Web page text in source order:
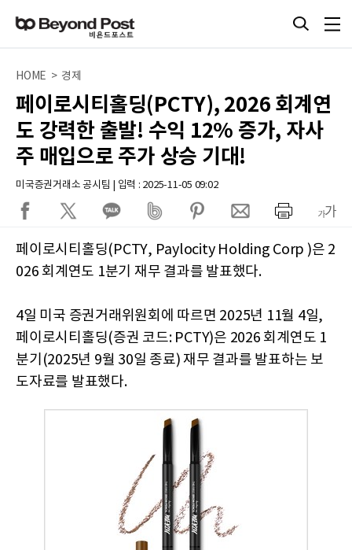
HOME > 경제
페이로시티홀딩(PCTY), 2026 회계연
도 강력한 출발! 수익 12% 증가, 자사
주 매입으로 주가 상승 기대!
미국증권거래소 공시팀 | 입력 : 2025-11-05 09:02
페이로시티홀딩(PCTY, Paylocity Holding Corp )은 2
026 회계연도 1분기 재무 결과를 발표했다.
4일 미국 증권거래위원회에 따르면 2025년 11월 4일,
페이로시티홀딩(증권 코드: PCTY)은 2026 회계연도 1
분기(2025년 9월 30일 종료) 재무 결과를 발표하는 보
도자료를 발표했다.